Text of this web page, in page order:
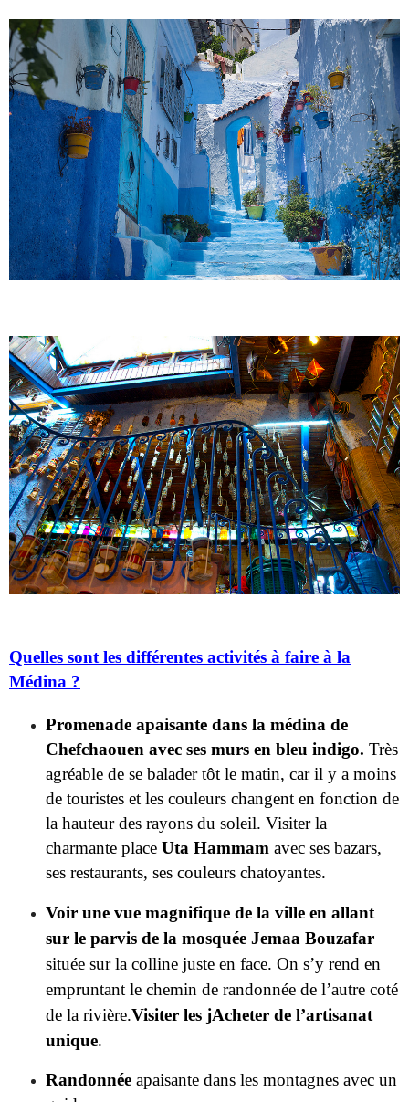
Quelles sont les différentes activités à faire à la
Médina ?
Promenade apaisante dans la médina de
Chefchaouen avec ses murs en bleu indigo. Très
agréable de se balader tôt le matin, car il y a moins
de touristes et les couleurs changent en fonction de
la hauteur des rayons du soleil. Visiter la
charmante place Uta Hammam avec ses bazars,
ses restaurants, ses couleurs chatoyantes.
Voir une vue magnifique de la ville en allant
sur le parvis de la mosquée Jemaa Bouzafar
située sur la colline juste en face. On s’y rend en
empruntant le chemin de randonnée de l’autre coté
de la rivière.Visiter les jAcheter de l’artisanat
unique.
Randonnée apaisante dans les montagnes avec un